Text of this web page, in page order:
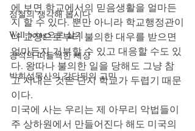
정철의 생각해 봅시다
Well-being으로 살기
강석의 떠들썩한 세상
박희성목사의 강단뒤의 고민
에 보면 학교에서의 믿음생활을 얼마든
지 할 수 있다. 뿐만 아니라 학교행정관이
나 교장으로부터 불의한 대우를 받으면
얼마든지 거부할 수 있고 대응할 수도 있
다. 왕따나 불의한 일을 당해도 그냥 참
고 지내는 것은 단지 학교가 두렵기 때문
이다.
미국에 사는 우리는 제 아무리 악법들이
주 상하원에서 만들어진다 해도 미국의